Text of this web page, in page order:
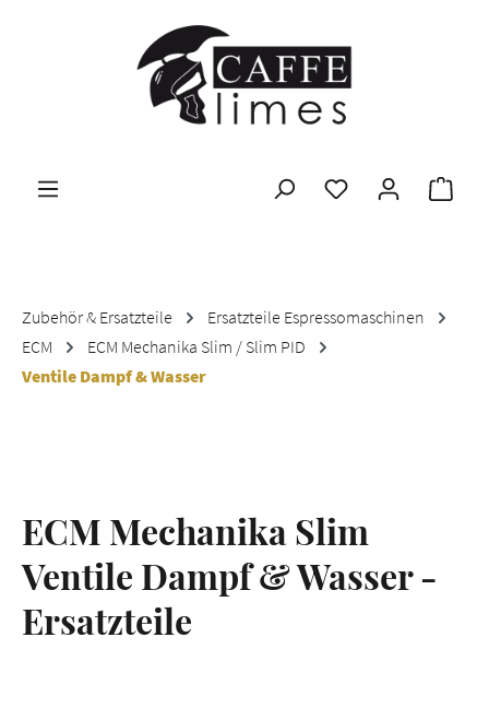
Zum Hauptinhalt springen
Zubehör & Ersatzteile
Ersatzteile Espressomaschinen
ECM
ECM Mechanika Slim / Slim PID
Ventile Dampf & Wasser
ECM Mechanika Slim
Ventile Dampf & Wasser -
Ersatzteile